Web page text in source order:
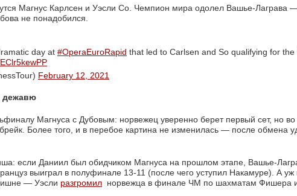
Магнус Карлсен и Уэсли Со. Чемпион мира одолел Вашье-Лаграва
не понадобился.
day at #OperaEuroRapid that led to Carlsen and So qualifying for the
February 12, 2021
дежавю
Магнуса с Дубовым: норвежец уверенно берет первый сет, но во
Более того, и в перебое картина не изменилась — после обмена
если Даниил был обидчиком Магнуса на прошлом этапе, Вашье-
выиграл в полуфинале 13-11 (после чего уступил Накамуре). А
— Уэсли разгромил норвежца в финале ЧМ по шахматам Фишера